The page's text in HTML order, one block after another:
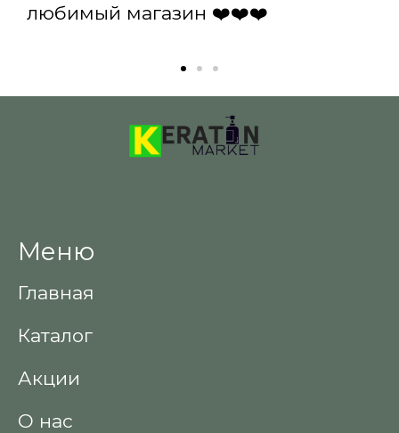
любимый магазин ❤️❤️❤️
Меню
Главная
Каталог
Акции
О нас